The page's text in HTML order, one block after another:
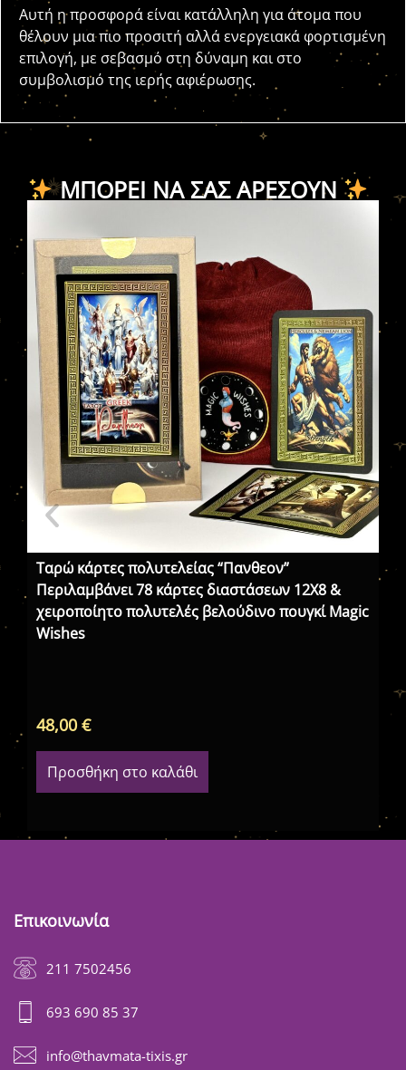
Αυτή η προσφορά είναι κατάλληλη για άτομα που
θέλουν μια πιο προσιτή αλλά ενεργειακά φορτισμένη
επιλογή, με σεβασμό στη δύναμη και στο
συμβολισμό της ιερής αφιέρωσης.
ΜΠΟΡΕΊ ΝΑ ΣΑΣ ΑΡΈΣΟΥΝ
Ταρώ κάρτες πολυτελείας “Πανθεον”
Περιλαμβάνει 78 κάρτες διαστάσεων 12X8 &
χειροποίητο πολυτελές βελούδινο πουγκί Magic
Wishes
48,00€
Προσθήκη στο καλάθι
Επικοινωνία
211 7502456
693 690 85 37
info@thavmata-tixis.gr